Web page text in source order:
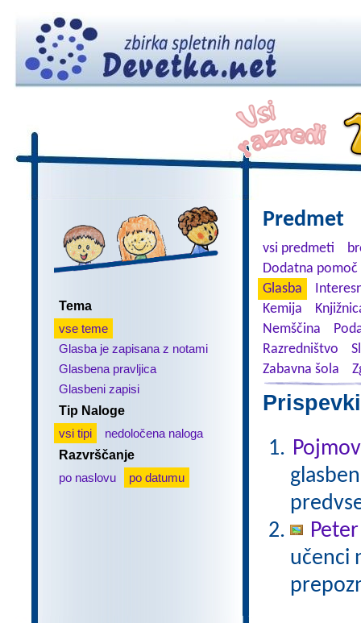
Tema
vse teme
Glasba je zapisana z notami
Glasbena pravljica
Glasbeni zapisi
Tip Naloge
vsi tipi
nedoločena naloga
Razvrščanje
po naslovu
po datumu
Predmet
vsi predmeti
Dodatna
Glasba
Kemija
Nemščina
Razredništvo
Zabavna šola
učenci